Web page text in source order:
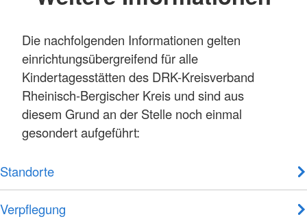
Die nachfolgenden Informationen gelten
einrichtungsübergreifend für alle
Kindertagesstätten des DRK-Kreisverband
Rheinisch-Bergischer Kreis und sind aus
diesem Grund an der Stelle noch einmal
gesondert aufgeführt:
Standorte
Verpflegung